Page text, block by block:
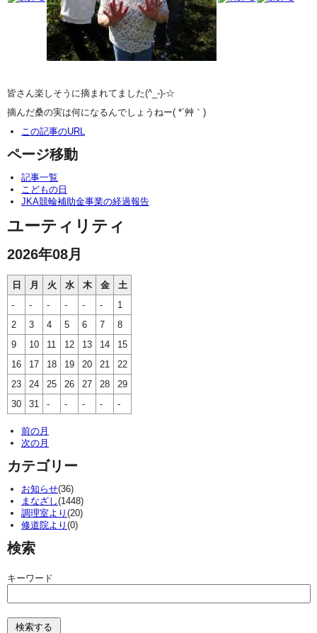
皆さん楽しそうに摘まれてました(^_-)-☆
摘んだ桑の実は何になるんでしょうねー( *´艸｀)
この記事のURL
ページ移動
記事一覧
こどもの日
JKA競輪補助金事業の経過報告
ユーティリティ
2026年08月
日 月 火 水 木 金
土
-
- - - - -
1
2
3 4 5 6 7
8
9
10 11 12 13 14
15
16
17 18 19 20 21
22
23
24 25 26 27 28
29
30
31 - - - - -
前の月
次の月
カテゴリー
お知らせ(36)
まなざし(1448)
調理室より (20)
修道院より (0)
検索
キーワード